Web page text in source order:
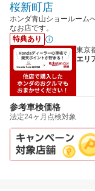
桜新町店
ホンダ青山ショールーム
なお店です。
特典あり
東京
エリ
参考車検価格
法定24ヶ月点検対象